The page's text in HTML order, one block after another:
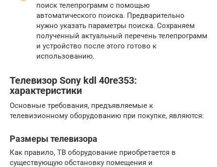
поиск телепрограмм с помощью
автоматического поиска. Предварительно
нужно указать параметры поиска. Сохраняем
полученный актуальный перечень телепрограмм
и устройство после этого готово к
использованию.
Телевизор Sony kdl 40re353:
характеристики
Основные требования, предъявляемые к
телевизионному оборудованию при покупке, являются:
Размеры телевизора
Как правило, ТВ оборудование приобретается в
существующую обстановку помещения и